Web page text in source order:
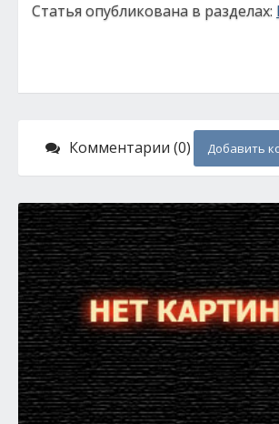
Статья опубликована в разделах:
Комментарии (0) Добавить